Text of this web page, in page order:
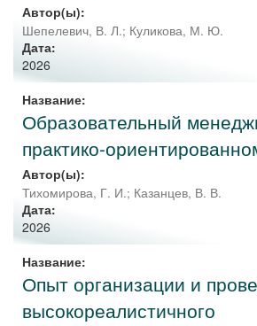
Автор(ы):
Шепелевич, В. Л.; Куликова, М. Ю.
Дата:
2026
Название:
Образовательный
практико-
Автор(ы):
Тихомирова, Г. И.; Казанцев, В. В.
Дата:
2026
Название:
Опыт организации и
высокореалистичного